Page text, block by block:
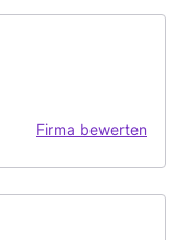
Firma bewerten